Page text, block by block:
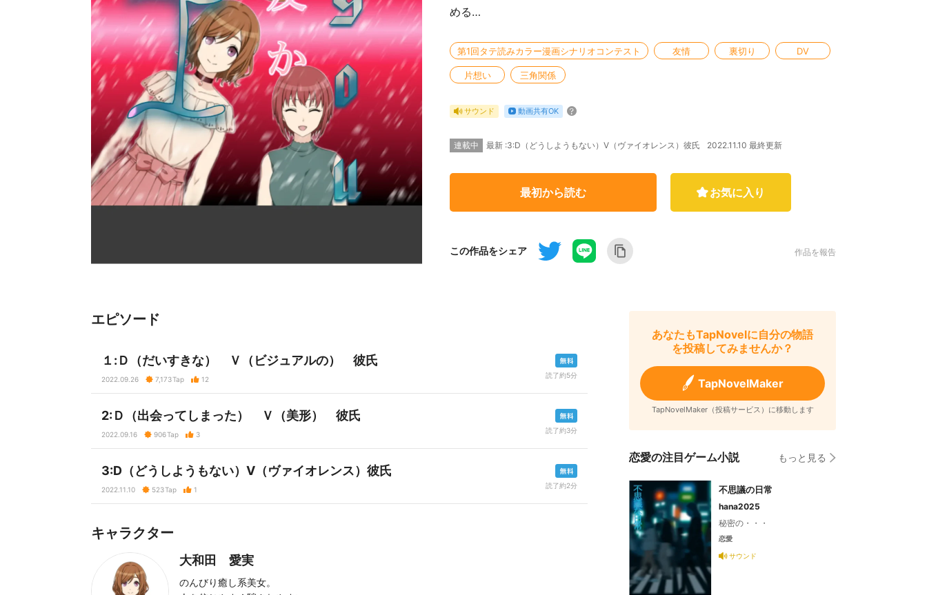
める…
第1回タテ読みカラー漫画シナリオコンテスト 友情 裏切り DV
片想い 三角関係
サウンド 動画共有OK
連載中 最新 :3:D（どうしようもない）V（ヴァイオレンス）彼氏 2022.11.10 最終更新
最初から読む お気に入り
この作品をシェア 作品を報告
エピソード
１:Ｄ（だいすきな） Ｖ（ビジュアルの） 彼氏
2022.09.26 7,173Tap 12
読了約5分
2:Ｄ（出会ってしまった） Ｖ（美形） 彼氏
2022.09.16 906Tap 3
読了約3分
3:D（どうしようもない）V（ヴァイオレンス）彼氏
2022.11.10 523Tap 1
読了約2分
キャラクター
大和田 愛実
のんびり癒し系美女。
あなたもTapNovelに自分の物語
を投稿してみませんか？
TapNovelMaker
TapNovelMaker（投稿サービス）に移動します
恋愛の注目ゲーム小説 もっと見る
不思議の日常
hana2025
秘密の・・・
恋愛
サウンド